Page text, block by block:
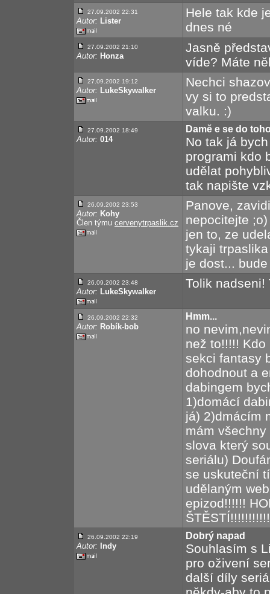
27.09.2002 22:31
Autor: Lister
Hele tak kde
dnes né
27.09.2002 21:10
Autor: Honza
Jasně
víde? Máte
27.09.2002 19:12
Autor: LukeSkywalker
Nechci
vy si to
valku. :)
27.09.2002 18:49
Autor: 014
Damě e se do
No tak já
programi kdo
udělat
tak napište
26.09.2002 23:53
Autor: Kohy
Člen týmu cervenytrpaslik.cz
Panove,
nepocitejte
jen to, ze
tykaji
je dost...
26.09.2002 23:48
Autor: LukeSkywalker
Tolik nadseni!
26.09.2002 22:32
Autor: Robík-bob
Hmm...
no
než to!!!!!
sekci fantasy
dohodnout a
dabingem
1)domácí
já) 2)dmácím
mám
slova který
seriálu)
se uskuteční
udělaným
epizod!!!!!!
26.09.2002 22:19
Autor: Indy
Dobrý napad
Souhlasím s
pro oživení
další díly